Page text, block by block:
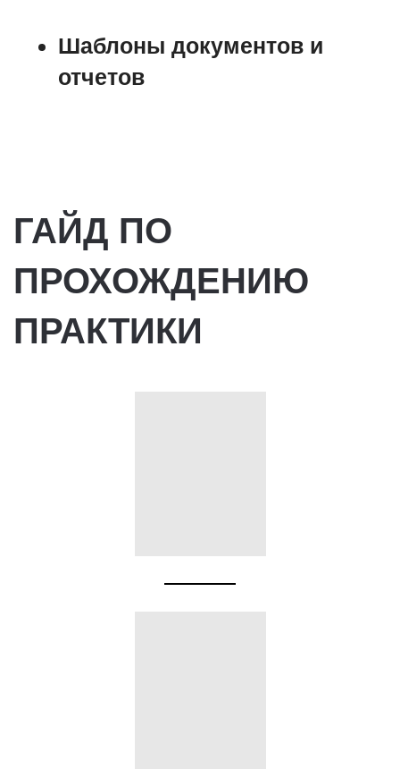
Шаблоны документов и
отчетов
ГАЙД ПО
ПРОХОЖДЕНИЮ
ПРАКТИКИ